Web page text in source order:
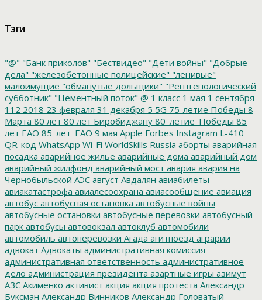
Тэги
"@" "Банк приколов" "Бествидео" "Дети войны" "Добрые
дела" "железобетонные полицейские" "ленивые"
малоимущие "обманутые дольщики" "Рентгенологический
субботник" "Цементный поток" @ 1 класс 1 мая 1 сентября
112 2018 23 февраля 31 декабря 5 5G 75-летие Победы 8
Марта 80 лет 80 лет Биробиджану 80_летие_Победы 85
лет ЕАО 85_лет_ЕАО 9 мая Apple Forbes Instagram L-410
QR-код WhatsApp Wi-Fi WorldSkills Russia аборты аварийная
посадка аварийное жилье аварийные дома аварийный дом
аварийный жилфонд аварийный мост авария авария на
Чернобыльской АЭС август Авдалян авиабилеты
авиакатастрофа авиалесоохрана авиасообщение авиация
автобус автобусная остановка автобусные войны
автобусные остановки автобусные перевозки автобусный
парк автобусы автовокзал автоклуб автомобили
автомобиль автоперевозки Агада агитпоезд аграрии
адвокат Адвокаты административная комиссия
административная ответственность административное
дело администрация президента азартные игры азимут
АЗС Акименко активист акция акция протеста Александр
Буксман Александр Винников Александр Головатый